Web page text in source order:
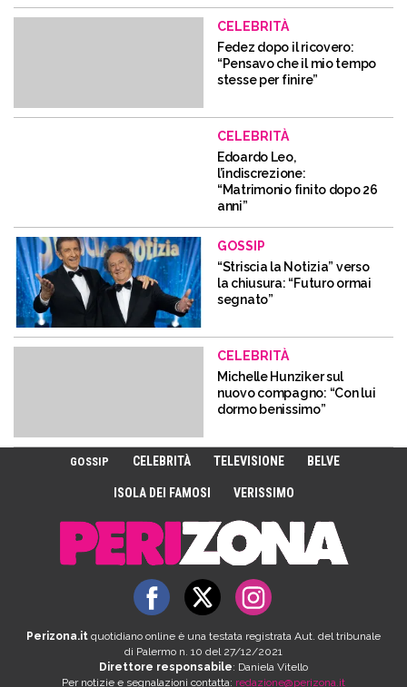
CELEBRITÀ
Fedez dopo il ricovero:
“Pensavo che il mio tempo
stesse per finire”
CELEBRITÀ
Edoardo Leo,
l’indiscrezione:
“Matrimonio finito dopo 26
anni”
GOSSIP
“Striscia la Notizia” verso
la chiusura: “Futuro ormai
segnato”
CELEBRITÀ
Michelle Hunziker sul
nuovo compagno: “Con lui
dormo benissimo”
GOSSIP CELEBRITÀ TELEVISIONE BELVE
ISOLA DEI FAMOSI VERISSIMO
Perizona.it quotidiano online è una testata registrata Aut. del tribunale
di Palermo n. 10 del 27/12/2021
Direttore responsabile: Daniela Vitello
Per notizie e segnalazioni contatta: redazione@perizona.it